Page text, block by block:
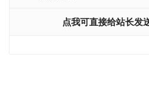
点我可直接给站长发